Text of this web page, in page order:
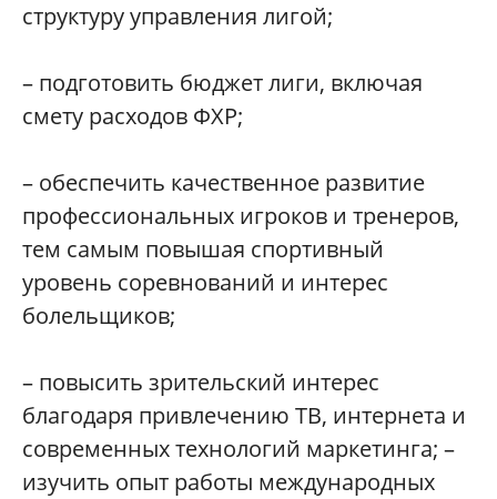
структуру управления лигой;
– подготовить бюджет лиги, включая
смету расходов ФХР;
– обеспечить качественное развитие
профессиональных игроков и тренеров,
тем самым повышая спортивный
уровень соревнований и интерес
болельщиков;
– повысить зрительский интерес
благодаря привлечению ТВ, интернета и
современных технологий маркетинга; –
изучить опыт работы международных